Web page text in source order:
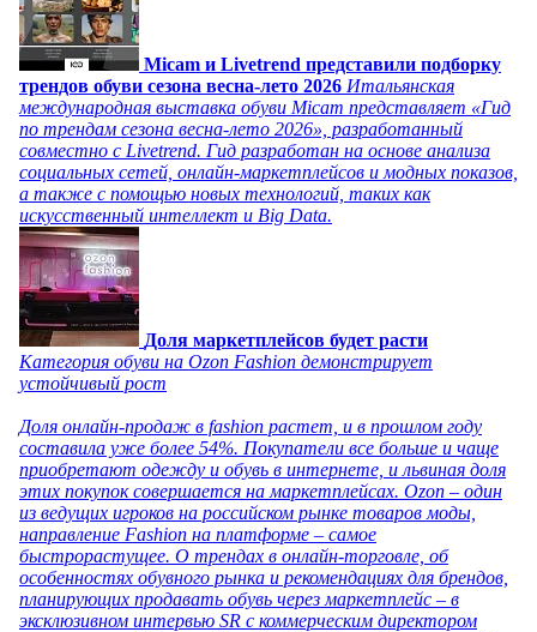
Micam и Livetrend представили подборку
трендов обуви сезона весна-лето 2026 Итальянская
международная выставка обуви Micam представляет «Гид
по трендам сезона весна-лето 2026», разработанный
совместно с Livetrend. Гид разработан на основе анализа
социальных сетей, онлайн-маркетплейсов и модных показов,
а также с помощью новых технологий, таких как
искусственный интеллект и Big Data.
Доля маркетплейсов будет расти
Категория обуви на Ozon Fashion демонстрирует
устойчивый рост
Доля онлайн-продаж в fashion растет, и в прошлом году
составила уже более 54%. Покупатели все больше и чаще
приобретают одежду и обувь в интернете, и львиная доля
этих покупок совершается на маркетплейсах. Ozon – один
из ведущих игроков на российском рынке товаров моды,
направление Fashion на платформе – самое
быстрорастущее. О трендах в онлайн-торговле, об
особенностях обувного рынка и рекомендациях для брендов,
планирующих продавать обувь через маркетплейс – в
эксклюзивном интервью SR с коммерческим директором